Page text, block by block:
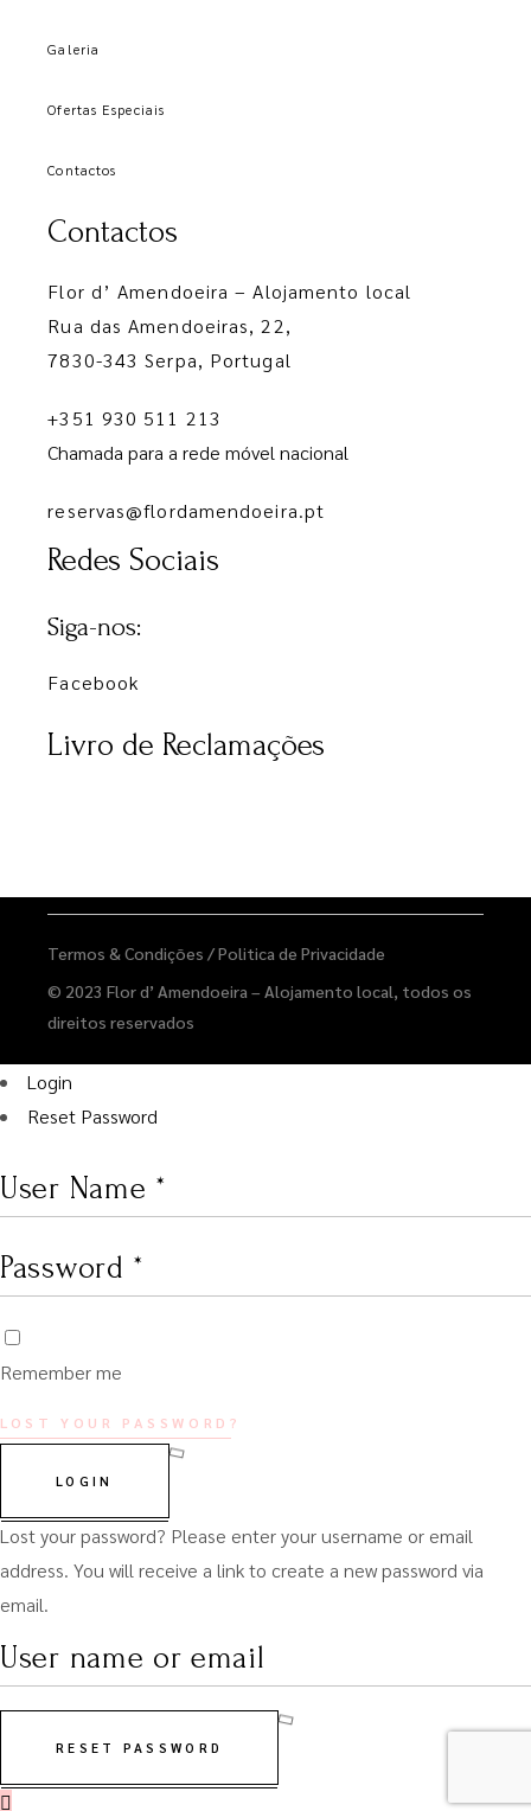
Galeria
Ofertas Especiais
Contactos
Contactos
Flor d’ Amendoeira – Alojamento local
Rua das Amendoeiras, 22,
7830-343 Serpa, Portugal
+351 930 511 213
Chamada para a rede móvel nacional
reservas@flordamendoeira.pt
Redes Sociais
Siga-nos:
Facebook
Livro de Reclamações
Termos & Condições /Politica de Privacidade
© 2023 Flor d’ Amendoeira – Alojamento local, todos os
direitos reservados
Login
Reset Password
Remember me
LOST YOUR PASSWORD?
LOGIN
Lost your password? Please enter your username or email
address. You will receive a link to create a new password via
email.
RESET PASSWORD